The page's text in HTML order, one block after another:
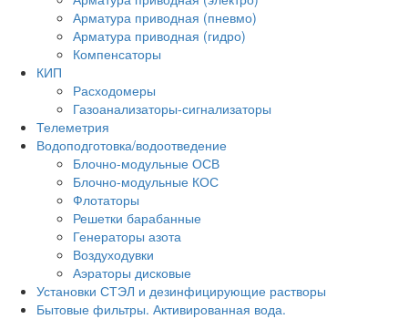
Арматура приводная (пневмо)
Арматура приводная (гидро)
Компенсаторы
КИП
Расходомеры
Газоанализаторы-сигнализаторы
Телеметрия
Водоподготовка/водоотведение
Блочно-модульные ОСВ
Блочно-модульные КОС
Флотаторы
Решетки барабанные
Генераторы азота
Воздуходувки
Аэраторы дисковые
Установки СТЭЛ и дезинфицирующие растворы
Бытовые фильтры. Активированная вода.